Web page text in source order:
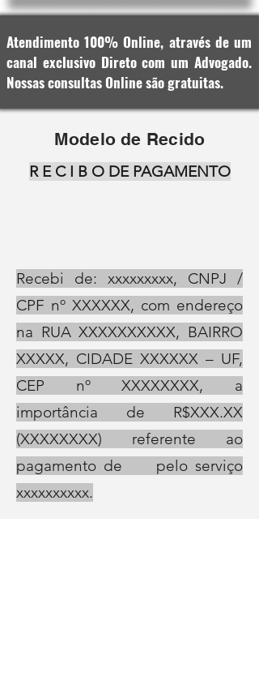
Atendimento 100% Online, através de um
canal exclusivo Direto com um Advogado.
Nossas consultas Online são gratuitas.
Modelo de Recido
R E C I B O DE PAGAMENTO
Recebi de: xxxxxxxxx, CNPJ /
CPF nº XXXXXX, com endereço
na RUA XXXXXXXXXX, BAIRRO
XXXXX, CIDADE XXXXXX – UF,
CEP nº XXXXXXXX, a
importância de R$XXX.XX
(XXXXXXXX) referente ao
pagamento de pelo serviço
xxxxxxxxxx.